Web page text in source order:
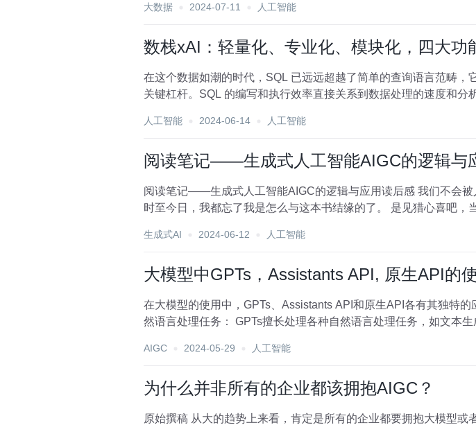
大数据 2024-07-11 人工智能
数栈xAI：轻量化、专业化、模块化，四大功
在这个数据如潮的时代，SQL 已远远超越了简单的查询语言范畴
关键杠杆。SQL 的编写和执行效率直接关系到数据处理的速度和
人工智能 2024-06-14 人工智能
阅读笔记——生成式人工智能AIGC的逻辑与
阅读笔记——生成式人工智能AIGC的逻辑与应用读后感 我们不会被人工智能所取代，但极大可能会被善于使用人工智能的人所取代
生成式AI 2024-06-12 人工智能
大模型中GPTs，Assistants API, 原生API的
在大模型的使用中，GPTs、Assistants API和原生API各有其独特
然语言处理任务： GPTs擅长处理各种自然语言处理任务，如文本
AIGC 2024-05-29 人工智能
为什么并非所有的企业都该拥抱AIGC？
原始撰稿 从大的趋势上来看，肯定是所有的企业都要拥抱大模型或者是拥抱AI的。但是目前从我们对于很多大模型的测评结果与第